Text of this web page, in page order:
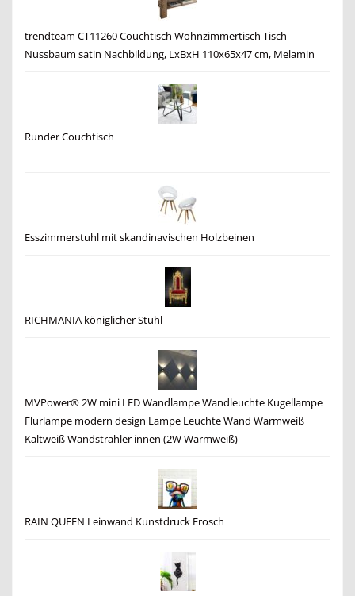
trendteam CT11260 Couchtisch Wohnzimmertisch Tisch
Nussbaum satin Nachbildung, LxBxH 110x65x47 cm, Melamin
Runder Couchtisch
Esszimmerstuhl mit skandinavischen Holzbeinen
RICHMANIA königlicher Stuhl
MVPower® 2W mini LED Wandlampe Wandleuchte Kugellampe
Flurlampe modern design Lampe Leuchte Wand Warmweiß
Kaltweiß Wandstrahler innen (2W Warmweiß)
RAIN QUEEN Leinwand Kunstdruck Frosch